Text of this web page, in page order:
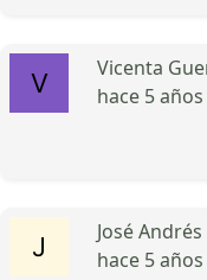
Vicenta
hace 5 años
José
hace 5 años